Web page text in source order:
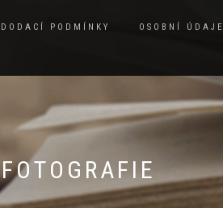
DODACÍ PODMÍNKY OSOBNÍ ÚDAJE
FOTOGRAFIE